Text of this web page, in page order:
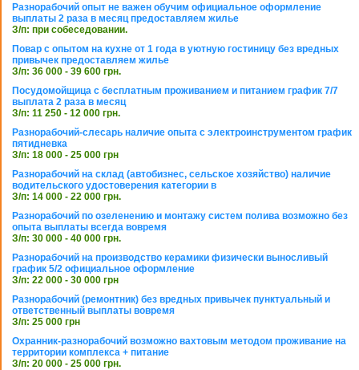
Разнорабочий опыт не важен обучим официальное оформление
выплаты 2 раза в месяц предоставляем жилье
З/п: при собеседовании.
Повар с опытом на кухне от 1 года в уютную гостиницу без вредных
привычек предоставляем жилье
З/п: 36 000 - 39 600 грн.
Посудомойщица с бесплатным проживанием и питанием график 7/7
выплата 2 раза в месяц
З/п: 11 250 - 12 000 грн.
Разнорабочий-слесарь наличие опыта с электроинструментом график
пятидневка
З/п: 18 000 - 25 000 грн
Разнорабочий на склад (автобизнес, сельское хозяйство) наличие
водительского удостоверения категории в
З/п: 14 000 - 22 000 грн.
Разнорабочий по озеленению и монтажу систем полива возможно без
опыта выплаты всегда вовремя
З/п: 30 000 - 40 000 грн.
Разнорабочий на производство керамики физически выносливый
график 5/2 официальное оформление
З/п: 22 000 - 30 000 грн
Разнорабочий (ремонтник) без вредных привычек пунктуальный и
ответственный выплаты вовремя
З/п: 25 000 грн
Охранник-разнорабочий возможно вахтовым методом проживание на
территории комплекса + питание
З/п: 20 000 - 25 000 грн.